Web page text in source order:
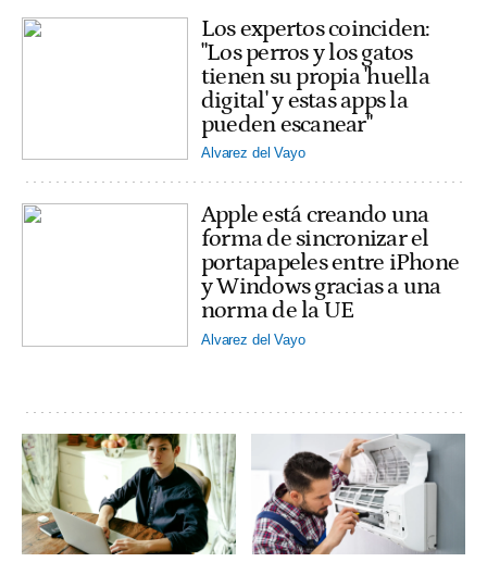
Los expertos coinciden:
"Los perros y los gatos
tienen su propia 'huella
digital' y estas apps la
pueden escanear"
Alvarez del Vayo
Apple está creando una
forma de sincronizar el
portapapeles entre iPhone
y Windows gracias a una
norma de la UE
Alvarez del Vayo